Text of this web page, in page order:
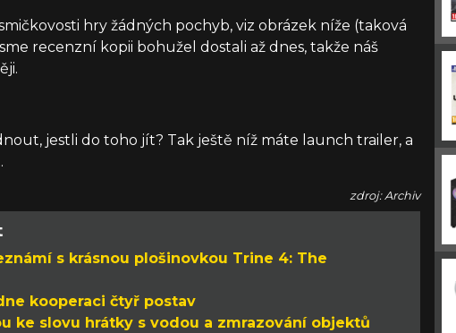
hry žádných pochyb, viz obrázek níže (taková
recenzní kopii bohužel dostali až dnes, takže náš
jestli do toho jít? Tak ještě níž máte launch trailer, a
zdroj: Archiv
s krásnou plošinovkou Trine 4: The
kooperaci čtyř postav
ke slovu hrátky s vodou a zmrazování objektů